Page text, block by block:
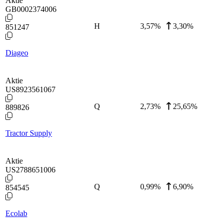
GB0002374006
851247
Diageo
H 3,57% 3,30%
Aktie
US8923561067
889826
Tractor Supply
Q 2,73% 25,65%
Aktie
US2788651006
854545
Ecolab
Q 0,99% 6,90%